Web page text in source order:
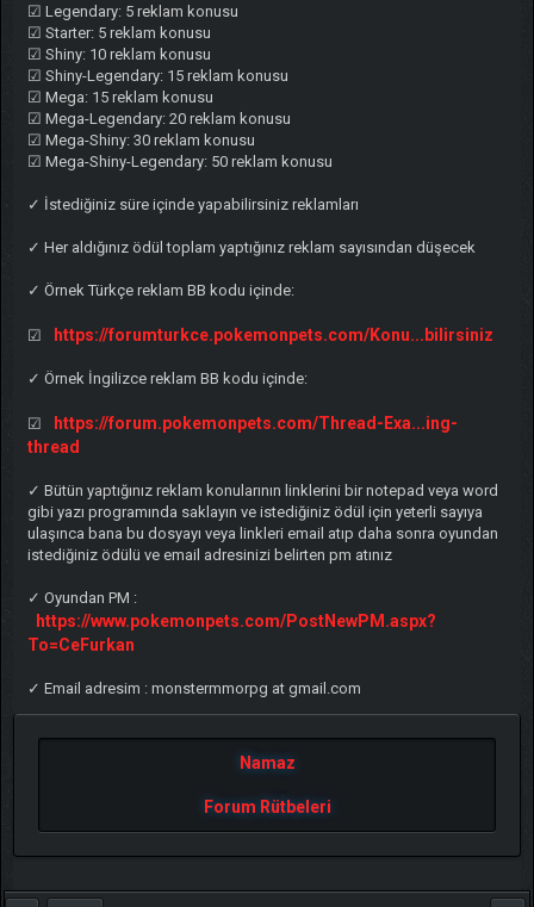
☑ Legendary: 5 reklam konusu
☑ Starter: 5 reklam konusu
☑ Shiny: 10 reklam konusu
☑ Shiny-Legendary: 15 reklam konusu
☑ Mega: 15 reklam konusu
☑ Mega-Legendary: 20 reklam konusu
☑ Mega-Shiny: 30 reklam konusu
☑ Mega-Shiny-Legendary: 50 reklam konusu
✓ İstediğiniz süre içinde yapabilirsiniz reklamları
✓ Her aldığınız ödül toplam yaptığınız reklam sayısından düşecek
✓ Örnek Türkçe reklam BB kodu içinde:
☑ https://forumturkce.pokemonpets.com/Konu...bilirsiniz
✓ Örnek İngilizce reklam BB kodu içinde:
☑
https://forum.pokemonpets.com/Thread-Exa...ing-
thread
✓ Bütün yaptığınız reklam konularının linklerini bir notepad veya word
gibi yazı programında saklayın ve istediğiniz ödül için yeterli sayıya
ulaşınca bana bu dosyayı veya linkleri email atıp daha sonra oyundan
istediğiniz ödülü ve email adresinizi belirten pm atınız
✓ Oyundan PM :
https://www.pokemonpets.com/PostNewPM.aspx?
To=CeFurkan
✓ Email adresim : monstermmorpg at gmail.com
Namaz
Forum Rütbeleri